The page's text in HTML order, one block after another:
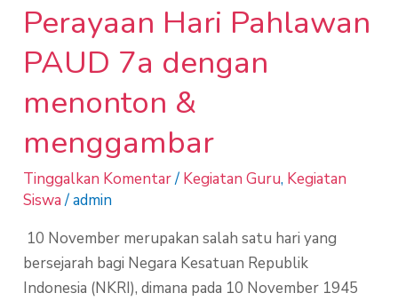
Perayaan Hari Pahlawan
PAUD 7a dengan
menonton &
menggambar
Tinggalkan Komentar/ Kegiatan Guru, Kegiatan
Siswa/admin
10 November merupakan salah satu hari yang
bersejarah bagi Negara Kesatuan Republik
Indonesia (NKRI), dimana pada 10 November 1945